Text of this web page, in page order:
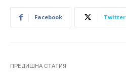
Facebook Twitter
ПРЕДИШНА СТАТИЯ